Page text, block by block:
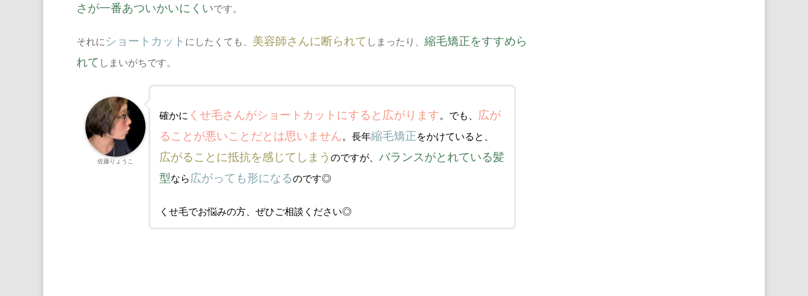
さが一番あついかいにくいです。
それに ショートカット にしたくても、 美容師さんに断られて しまったり、 縮毛矯正をすすめら
れて しまいがちです。
確かに くせ毛さんがショートカットにすると広がります。でも、
広が
ることが悪いことだとは思いません。長年縮毛矯正をかけていると、
広がることに抵抗を感じてしまう のですが、 バランスがとれている髪
型なら 広がっても形になるのです◎
くせ毛でお悩みの方、ぜひご相談ください◎
佐藤りょうこ